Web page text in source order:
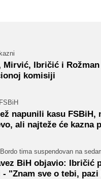
Mirvić, Ibričić i
komisiji
napunili kasu FSBiH,
ali najteže će kazna
tima suspendovan na
BiH objavio: Ibričić
"Znam sve o tebi, pazi